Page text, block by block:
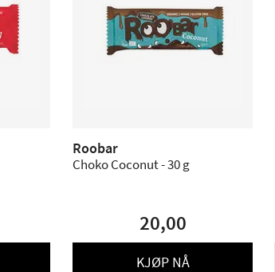
Roobar
Choko Coconut - 30 g
20,00
KJØP NÅ